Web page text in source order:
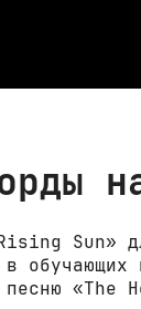
Sun»
обучающих
песню «The